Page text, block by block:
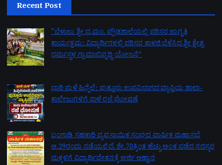
Recent Post
“ಬೆಳಾಲು ಶ್ರೀ ಧ.ಮಂ. ಪ್ರೌಢಶಾಲೆಯಲ್ಲಿ ಪರಿಸರ ಜಾಗೃತಿ
ಕಾರ್ಯಕ್ರಮ: ವಿದ್ಯಾರ್ಥಿಗಳಲ್ಲಿ ಪರಿಸರ ಕಾಳಜಿ ಬೆಳೆಸಿದ ಶ್ರೀ ಕ್ಷೇತ್ರ
ಧರ್ಮಸ್ಥಳ ಗ್ರಾಮಾಭಿವೃದ್ಧಿ ಯೋಜನೆ”
ಭಾರಿ ಮಳೆ ಹಿನ್ನೆಲೆ: ಪುತ್ತೂರು ಉಪವಿಭಾಗದ ವ್ಯಾಪ್ತಿಯ ಶಾಲಾ-
ಕಾಲೇಜುಗಳಿಗೆ ನಾಳೆ ರಜೆ ಘೋಷಣೆ
ಬಂಗಾಡಿ ಸಹಕಾರಿ ವ್ಯವಸಾಯಿಕ ಸಂಘದ ವಾರ್ಷಿಕ ಮಹಾಸಭೆ
ಆ.29ರಂದು ನಡೆಯಲಿದೆ. ಶೇ.70ಕ್ಕಿಂತ ಹೆಚ್ಚು ಅಂಕ ಪಡೆದ ಸದಸ್ಯರ
ಮಕ್ಕಳಿಗೆ ವಿದ್ಯಾರ್ಥಿವೇತನಕ್ಕೆ ಅರ್ಜಿ ಆಹ್ವಾನ